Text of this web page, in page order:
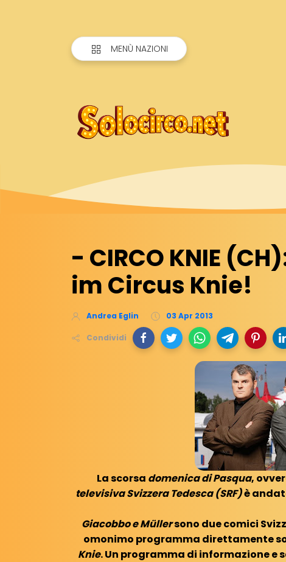
MENÙ NAZIONI
- CIRCO KNIE
im Circus Knie!
Andrea Eglin 03 Apr 2013
Condividi
La scorsa domenica di Pasqua,
televisiva Svizzera Tedesca (SRF)è
Giacobbo e Müllersono due comici
omonimo programma direttamente
Knie. Un programma di informazione e